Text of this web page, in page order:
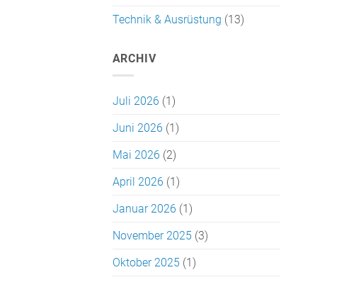
Technik & Ausrüstung (13)
ARCHIV
Juli 2026 (1)
Juni 2026 (1)
Mai 2026 (2)
April 2026 (1)
Januar 2026 (1)
November 2025(3)
Oktober 2025(1)